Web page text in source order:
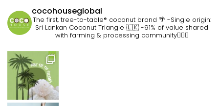
cocohouseglobal
The first, tree-to-table® coconut brand 🌴 -Single origin:
Sri Lankan Coconut Triangle 🇱🇰 -91% of value shared
with farming & processing community👷🏽‍♀️